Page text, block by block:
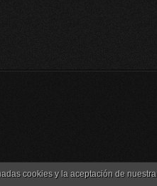
BACK TO TOP ↑
cookies y la aceptación de nuestra